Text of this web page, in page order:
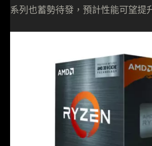
系列也蓄勢待發，預計性能可望提